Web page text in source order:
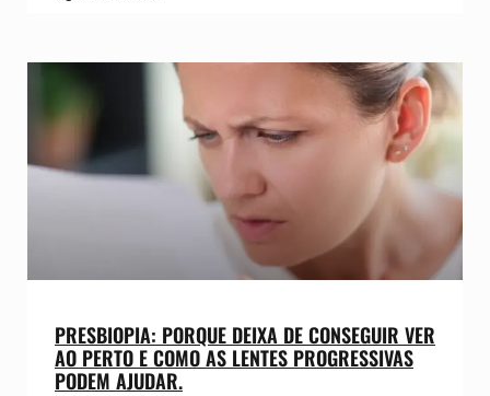
PRESBIOPIA: PORQUE DEIXA DE CONSEGUIR VER
AO PERTO E COMO AS LENTES PROGRESSIVAS
PODEM AJUDAR.